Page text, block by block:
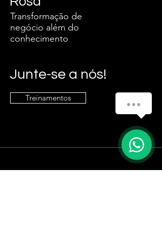
Transformação de
negócio além do
conhecimento
Junte-se a nós!
Treinamentos